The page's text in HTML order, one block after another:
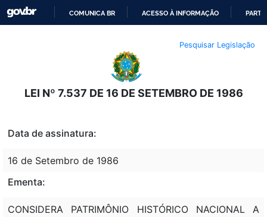
O
CONTEÚDO
COMUNICA BR ACESSO À INFORMAÇÃO
Pesquisar Legislação
LEI Nº 7.537 DE 16 DE SETEMBRO DE 1986
Data de assinatura:
16 de Setembro de 1986
Ementa:
CONSIDERA PATRIMÔNIO HISTÓRICO NACIONAL A